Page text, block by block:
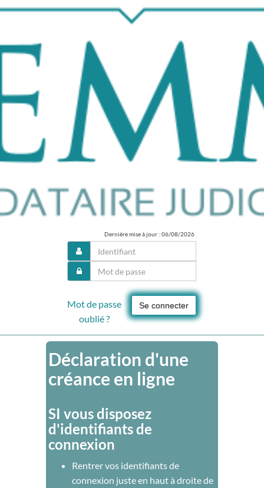
Dernière mise à jour : 06/08/2026
Se connecter
Mot de passe
oublié ?
Déclaration d'une
créance en ligne
SI vous disposez
d'identifiants de
connexion
Rentrer vos identifiants de
connexion juste en haut à droite de